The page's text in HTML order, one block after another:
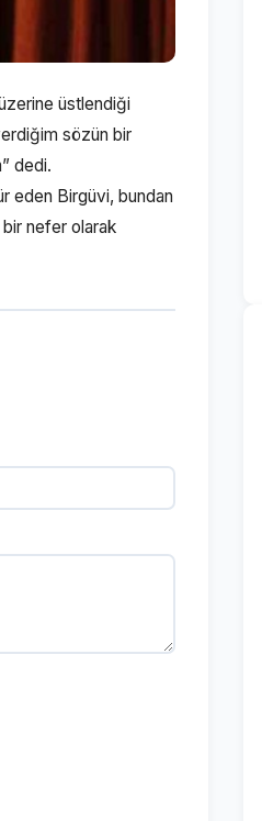
üstlendiği
sözün bir
dedi.
eden Birgüvi, bundan
bir nefer olarak